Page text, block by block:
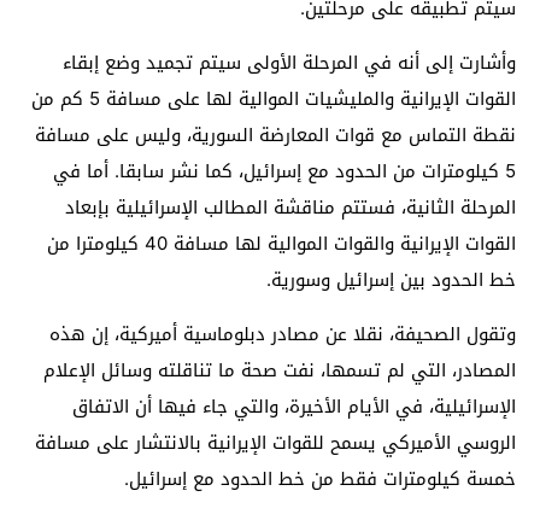
سيتم تطبيقه على مرحلتين.
وأشارت إلى أنه في المرحلة الأولى سيتم تجميد وضع إبقاء
القوات الإيرانية والمليشيات الموالية لها على مسافة 5 كم من
نقطة التماس مع قوات المعارضة السورية، وليس على مسافة
5 كيلومترات من الحدود مع إسرائيل، كما نشر سابقا. أما في
المرحلة الثانية، فستتم مناقشة المطالب الإسرائيلية بإبعاد
القوات الإيرانية والقوات الموالية لها مسافة 40 كيلومترا من
خط الحدود بين إسرائيل وسورية.
وتقول الصحيفة، نقلا عن مصادر دبلوماسية أميركية، إن هذه
المصادر، التي لم تسمها، نفت صحة ما تناقلته وسائل الإعلام
الإسرائيلية، في الأيام الأخيرة، والتي جاء فيها أن الاتفاق
الروسي الأميركي يسمح للقوات الإيرانية بالانتشار على مسافة
خمسة كيلومترات فقط من خط الحدود مع إسرائيل.